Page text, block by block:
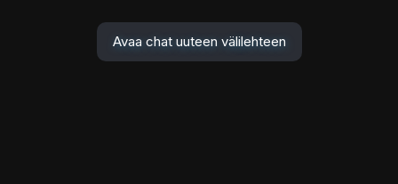
Avaa chat uuteen välilehteen